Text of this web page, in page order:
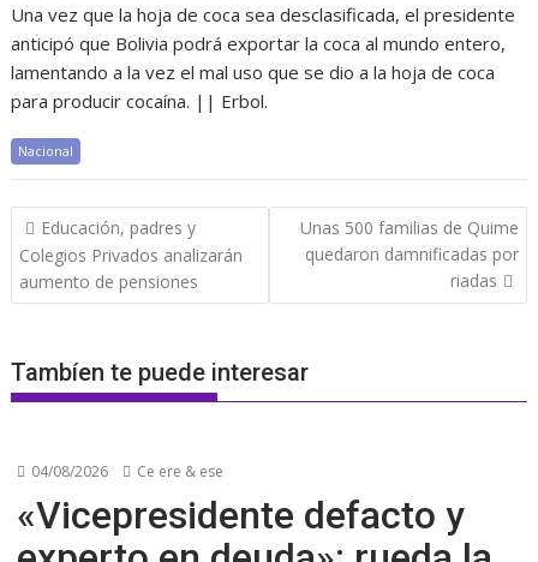
Una vez que la hoja de coca sea desclasificada, el presidente
anticipó que Bolivia podrá exportar la coca al mundo entero,
lamentando a la vez el mal uso que se dio a la hoja de coca
para producir cocaína. || Erbol.
Nacional
Navegación
de
entradas
Educación, padres y
Colegios Privados analizarán
aumento de pensiones
Unas 500 familias de Quime
quedaron damnificadas por
riadas
Tambíen te puede interesar
04/08/2026 Ce ere & ese
«Vicepresidente defacto y